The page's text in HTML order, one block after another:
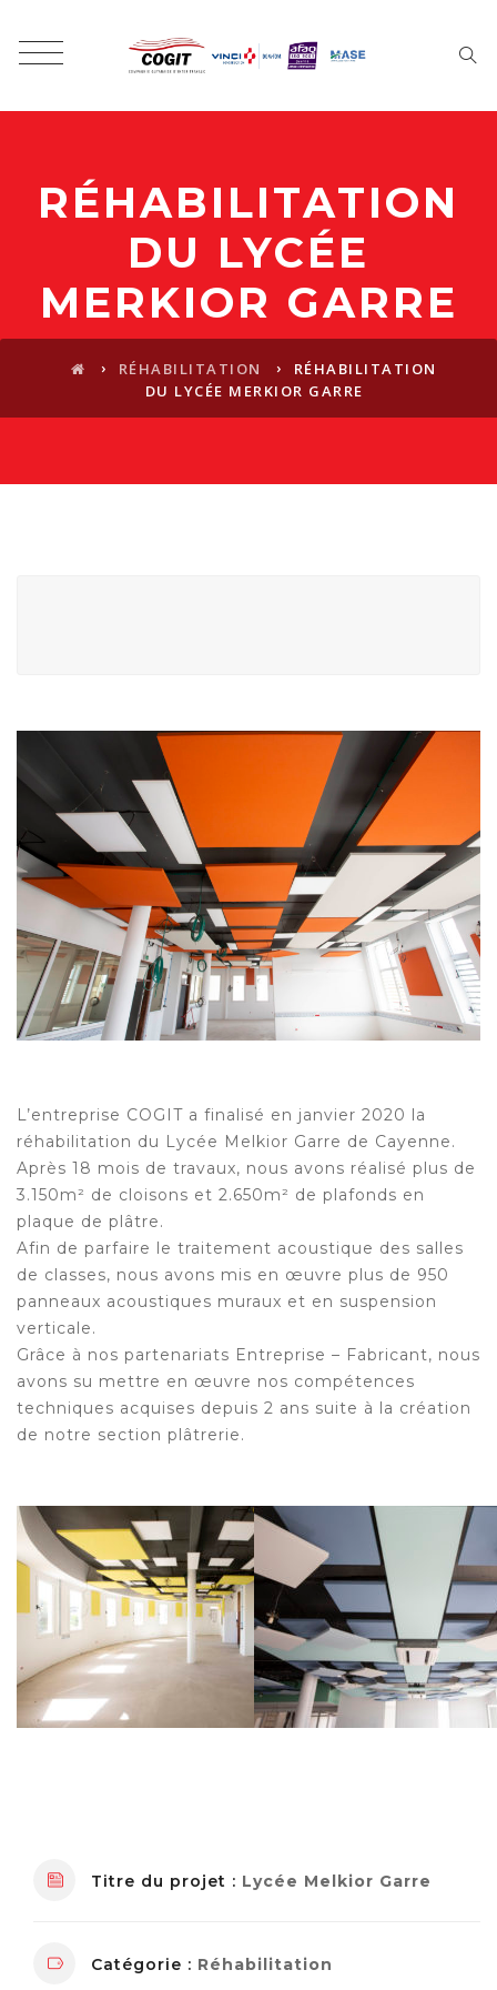
RÉHABILITATION
DU LYCÉE
MERKIOR GARRE
› RÉHABILITATION ›
RÉHABILITATION
DU LYCÉE MERKIOR GARRE
Navigation
de
l’article
L’entreprise COGIT a finalisé en janvier 2020 la
réhabilitation du Lycée Melkior Garre de Cayenne.
Après 18 mois de travaux, nous avons réalisé plus de
3.150m² de cloisons et 2.650m² de plafonds en
plaque de plâtre.
Afin de parfaire le traitement acoustique des salles
de classes, nous avons mis en œuvre plus de 950
panneaux acoustiques muraux et en suspension
verticale.
Grâce à nos partenariats Entreprise – Fabricant, nous
avons su mettre en œuvre nos compétences
techniques acquises depuis 2 ans suite à la création
de notre section plâtrerie.
Titre du projet : Lycée Melkior Garre
Catégorie : Réhabilitation